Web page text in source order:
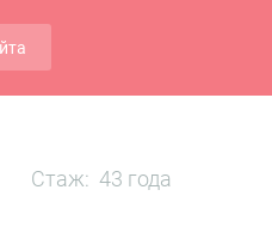
Стаж: 43 года